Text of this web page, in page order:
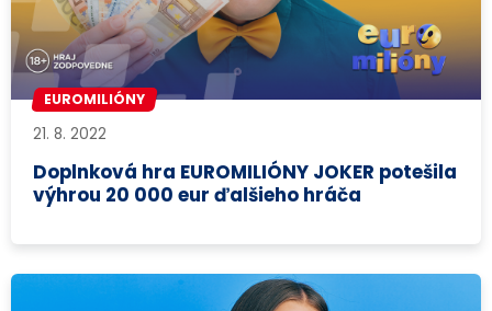
EUROMILIÓNY
21. 8. 2022
Doplnková hra EUROMILIÓNY JOKER potešila
výhrou 20 000 eur ďalšieho hráča